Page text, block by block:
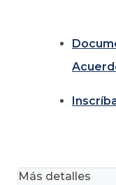
Más detalles